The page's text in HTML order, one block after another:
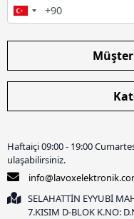
Haftaiçi 09:00 - 19:00
ulaşabilirsiniz.
SELAHATTİN EYYUBİ
7.KISIM D-BLOK K.NO: